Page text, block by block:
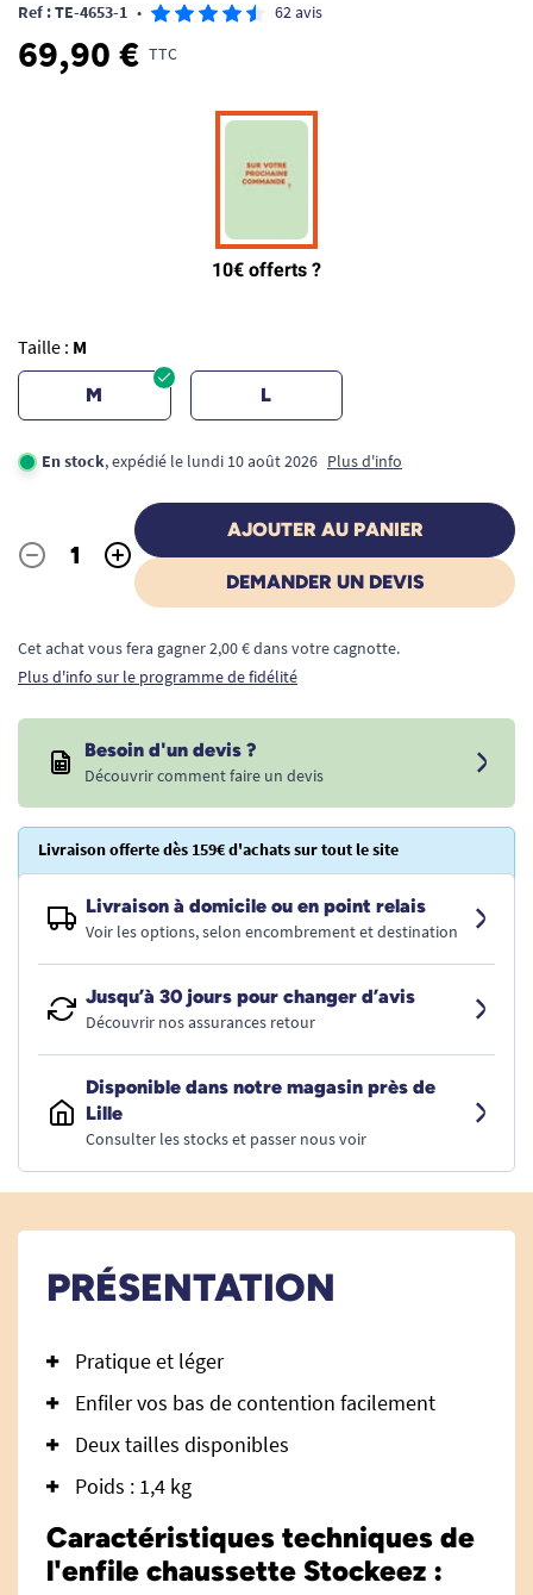
Ref : TE-4653-1 • 62 avis
69,90 € TTC
Taille : M
M L
En stock, expédié le lundi 10 août 2026 Plus d'info
Quantité
- +
AJOUTER AU PANIER
DEMANDER UN DEVIS
Cet achat vous fera gagner 2,00 € dans votre cagnotte.
Plus d'info sur le programme de fidélité
Besoin d'un devis ?
Découvrir comment faire un devis
Livraison offerte dès 159€ d'achats sur tout le site
Livraison à domicile ou en point relais
Voir les options, selon encombrement et destination
Jusqu’à 30 jours pour changer d’avis
Découvrir nos assurances retour
Disponible dans notre magasin près de
Lille
Consulter les stocks et passer nous voir
PRÉSENTATION
Pratique et léger
Enfiler vos bas de contention facilement
Deux tailles disponibles
Poids : 1,4 kg
Caractéristiques techniques de
l'enfile chaussette Stockeez :